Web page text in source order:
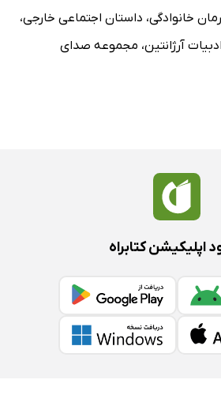
رمان خانوادگی، داستان اجتماعی خارجی،
ادبیات آرژانتین، مجموعه صدای
اپلیکیشن کتابراه